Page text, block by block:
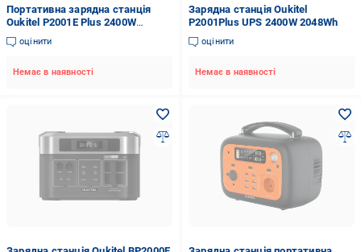
Портативна зарядна станція
Oukitel P2001E Plus 2400W
2048Wh (104896)
оцінити
Немає в наявності
Зарядна станція Oukitel
P2001Plus UPS 2400W 2048Wh
оцінити
Немає в наявності